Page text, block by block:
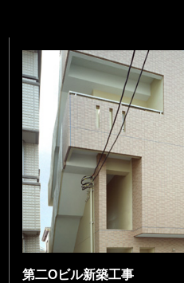
第二Oビル新築工事